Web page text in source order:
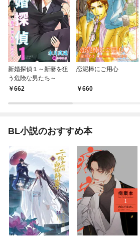
新婚探偵１～新妻を狙
う危険な男たち～
662
恋泥棒にご用心
660
BL小説のおすすめ本